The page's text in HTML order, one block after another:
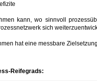
kann, wo sinnvoll
sich
hat eine messbare
Reifegrads: